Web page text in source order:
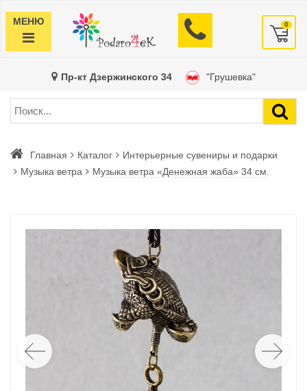
МЕНЮ 0
Пр-кт Дзержинского 34 "Грушевка"
Главная Каталог
Интерьерные сувениры и подарки
Музыка ветра
Музыка ветра «Денежная жаба» 34 см.